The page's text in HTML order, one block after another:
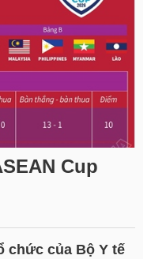
Cup
chức của Bộ Y tế